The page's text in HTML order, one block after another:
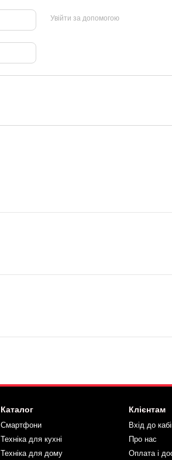
Увійти за допомогою
Каталог
Смартфони
Техніка для кухні
Техніка для дому
Клієнтам
Вхід до
Про нас
Оплата і